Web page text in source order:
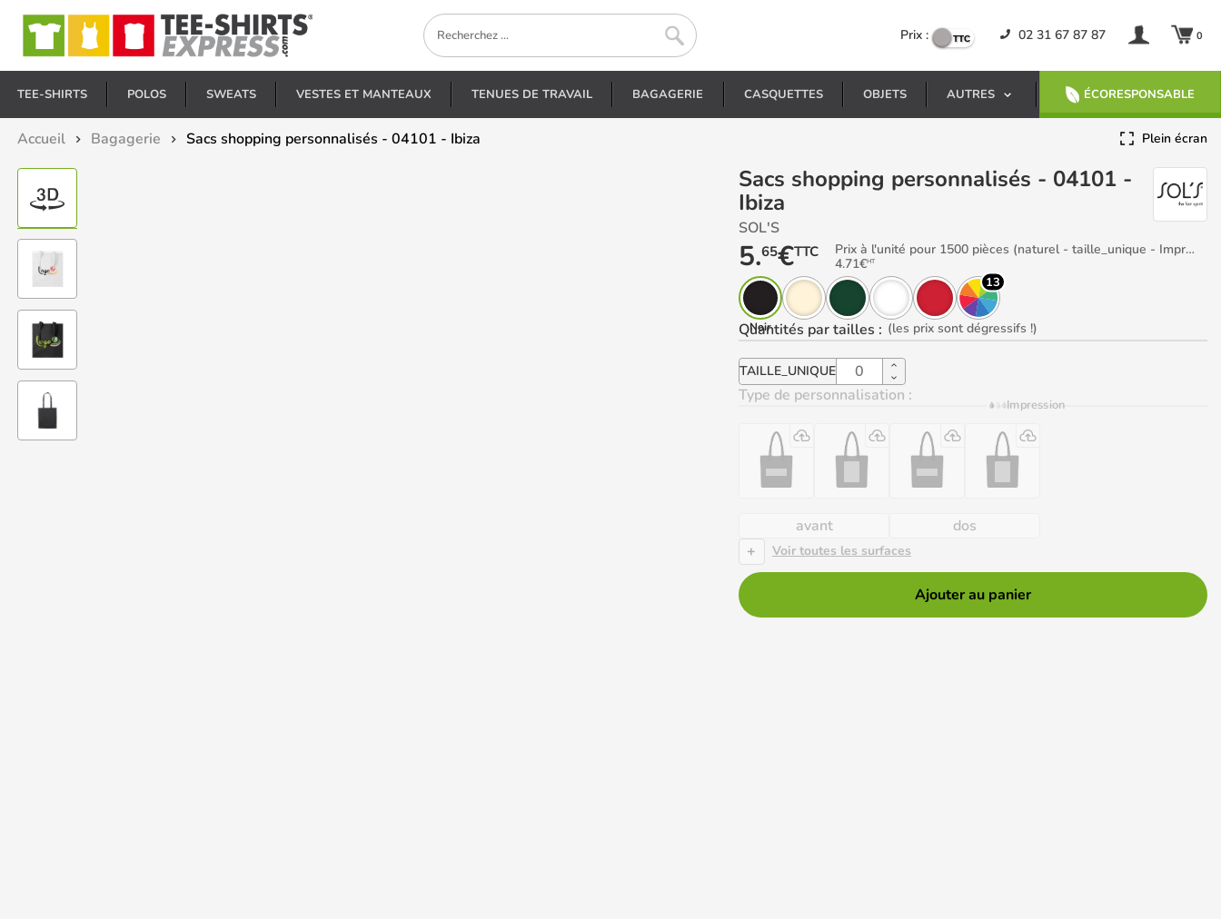
Prix : 02 31 67 87 87 0
TEE-SHIRTS POLOS SWEATS VESTES ET MANTEAUX TENUES DE TRAVAIL BAGAGERIE CASQUETTES OBJETS AUTRES ÉCORESPONSABLE
Accueil Bagagerie Sacs shopping personnalisés - 04101 - Ibiza Plein écran
Sacs shopping personnalisés - 04101 -
Ibiza
SOL'S
5.65€TTC
Prix à l'unité pour 1500 pièces (naturel - taille_unique - Impression Bas gauche)
4.71€HT
Noir
13
Quantités par tailles : (les prix sont dégressifs !)
TAILLE_UNIQUE
Type de personnalisation : Impression
avant
dos
+
Voir toutes les surfaces
Ajouter au panier